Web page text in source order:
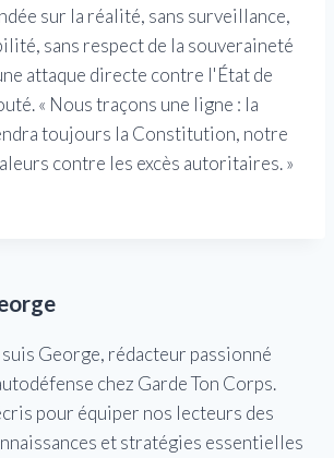
sur la réalité, sans surveillance,
sans respect de la souveraineté
attaque directe contre l'État de
« Nous traçons une ligne : la
toujours la Constitution, notre
contre les excès autoritaires. »
suis George, rédacteur passionné
chez Garde Ton Corps.
pour équiper nos lecteurs des
et stratégies essentielles